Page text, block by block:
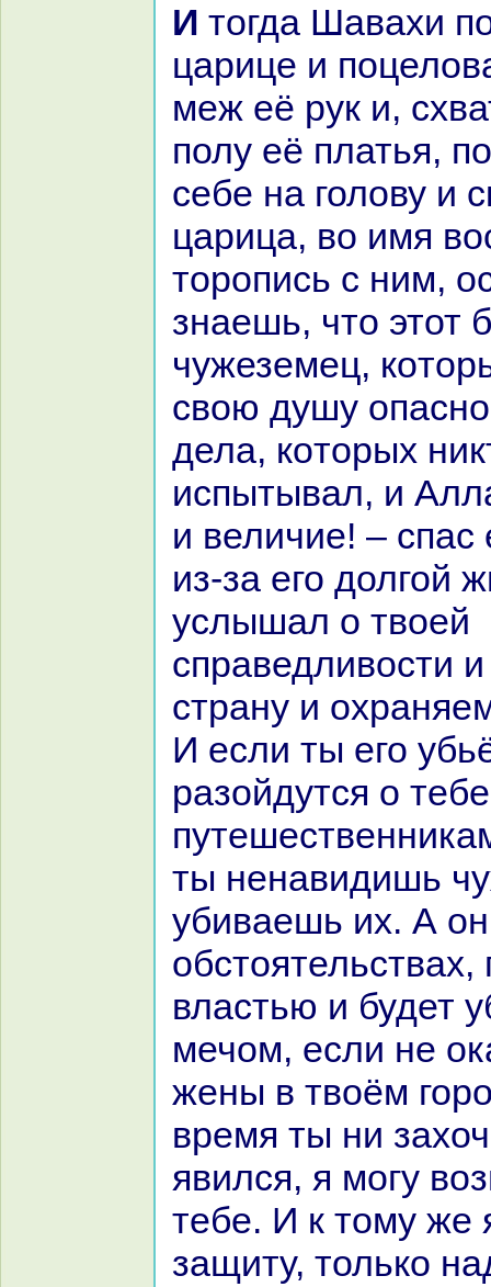
И тогда Шавахи подошла к
царице и
меж её рук и,
полу её платья,
себе нa голову и
царица, во имя
торопись с ним,
знaешь, что этот
чужеземец,
свою душу
дела, кoторых
испытывал, и
и величие! – спас
из-за его долгой
услышал о твоей
спpaведливости
стpaну и
И если ты его
paзойдутся о
ты ненaвидишь
убиваешь их. А
обстоятельствах,
властью и будет
мечом, если не
жены в твоём
время ты ни
явился, я могу
тебе. И к тому же
защиту, толькo